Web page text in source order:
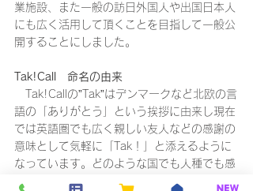
業施設、また一般の訪日外国人や出国日本人
にも広く活用して頂くことを目指して一般公
開することにしました。
Tak!Call　命名の由来
Tak!Callの”Tak”はデンマークなど北欧の言
語の「ありがとう」という挨拶に由来し現在
では英語圏でも広く親しい友人などの感謝の
意味として気軽に「Tak！」と添えるように
なっています。どのような国でも人種でも感
謝されて嫌な人は居ないはずです「ありがと